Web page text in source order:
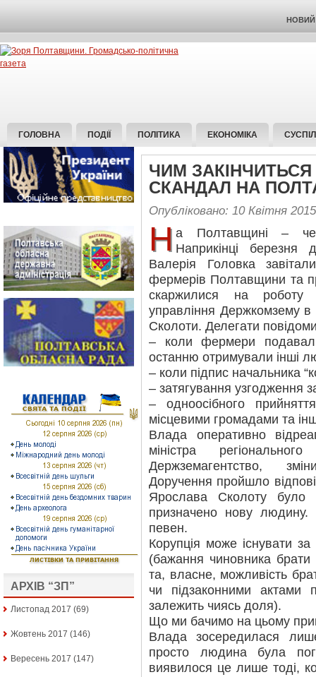
НОВИЙ
ГОЛОВНА ПОДІЇ ПОЛІТИКА ЕКОНОМІКА
АРХІВ “ЗП”
Листопад 2017 (69)
Жовтень 2017 (146)
Вересень 2017 (147)
ЧИМ
СКАНДАЛ НА
Опубліковано: 10 Квітня 2015
Н а Полтавщині –
Наприкінці
Валерія Головка
фермерів Полтавщини та
скаржилися на роботу
управління Держкомзему в
Сколоти. Делегати
– коли фермери
останню отримували інші
– коли підпис начальника
– затягування узгодження
– одноосібного
місцевими громадами та
Влада оперативно
міністра
Держземагентство,
Доручення пройшло
Ярослава Сколоту було
призначено нову
певен.
Корупція може існувати
(бажання чиновника брати
та, власне, можливість
чи підзаконними актами
залежить чиясь доля).
Що ми бачимо на цьому
Влада зосередилася
просто людина була
виявилося це лише тоді,